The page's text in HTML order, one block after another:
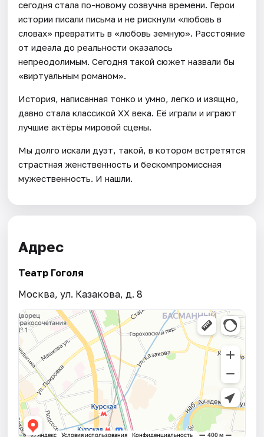
сегодня стала по-новому созвучна времени. Герои
истории писали письма и не рискнули «любовь в
словах» превратить в «любовь земную». Расстояние
от идеала до реальности оказалось
непреодолимым. Сегодня такой сюжет назвали бы
«виртуальным романом».
История, написанная тонко и умно, легко и изящно,
давно стала классикой XX века. Её играли и играют
лучшие актёры мировой сцены.
Мы долго искали дуэт, такой, в котором встретятся
страстная женственность и бескомпромиссная
мужественность. И нашли.
Адрес
Театр Гоголя
Москва, ул. Казакова, д. 8